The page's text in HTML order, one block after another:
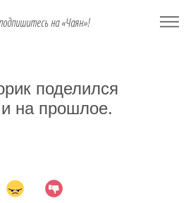
на «Чаян»!
поделился
на прошлое.